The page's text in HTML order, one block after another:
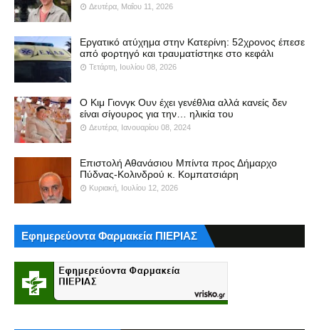
Δευτέρα, Μαΐου 11, 2026
Εργατικό ατύχημα στην Κατερίνη: 52χρονος έπεσε
από φορτηγό και τραυματίστηκε στο κεφάλι
Τετάρτη, Ιουλίου 08, 2026
Ο Κιμ Γιονγκ Ουν έχει γενέθλια αλλά κανείς δεν
είναι σίγουρος για την… ηλικία του
Δευτέρα, Ιανουαρίου 08, 2024
Επιστολή Αθανάσιου Μπίντα προς Δήμαρχο
Πύδνας-Κολινδρού κ. Κομπατσιάρη
Κυριακή, Ιουλίου 12, 2026
Εφημερεύοντα Φαρμακεία ΠΙΕΡΙΑΣ